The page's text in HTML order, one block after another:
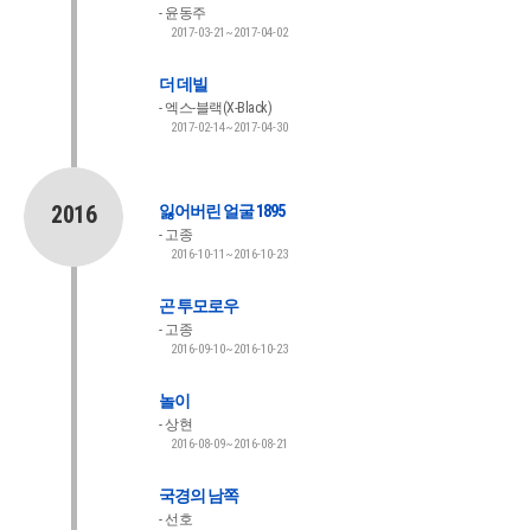
윤동주
2017-03-21~2017-04-02
더 데빌
엑스-블랙(X-Black)
2017-02-14~2017-04-30
2016 잃어버린 얼굴 1895
고종
2016-10-11~2016-10-23
곤 투모로우
고종
2016-09-10~2016-10-23
놀이
상현
2016-08-09~2016-08-21
국경의 남쪽
선호